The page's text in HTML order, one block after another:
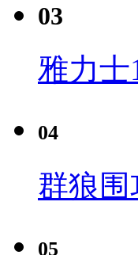
03
雅力
04
群狼
05